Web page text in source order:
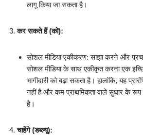
लागू किया जा सकता है।
कर सकते हैं (को):
सोशल मीडिया एकीकरण: साझा करने और
सोशल मीडिया के साथ एकीकृत करना एक
भागीदारी को बढ़ा सकता है। हालांकि, यह
नहीं है और कम प्राथमिकता वाले सुधार के रूप
है।
चाहेंगे (डब्ल्यू):